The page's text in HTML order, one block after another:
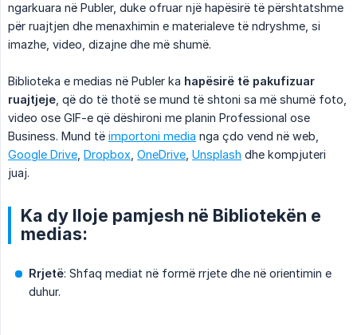
ngarkuara në Publer, duke ofruar një hapësirë të përshtatshme
për ruajtjen dhe menaxhimin e materialeve të ndryshme, si
imazhe, video, dizajne dhe më shumë.
Biblioteka e medias në Publer ka hapësirë të pakufizuar
ruajtjeje , që do të thotë se mund të shtoni sa më shumë foto,
video ose GIF-e që dëshironi me planin Professional ose
Business. Mund të importoni media nga çdo vend në web,
Google Drive Dropbox OneDrive Unsplash dhe kompjuteri
juaj.
Ka dy lloje pamjesh në Bibliotekën e
medias:
Rrjetë: Shfaq mediat në formë rrjete dhe në orientimin e
duhur.